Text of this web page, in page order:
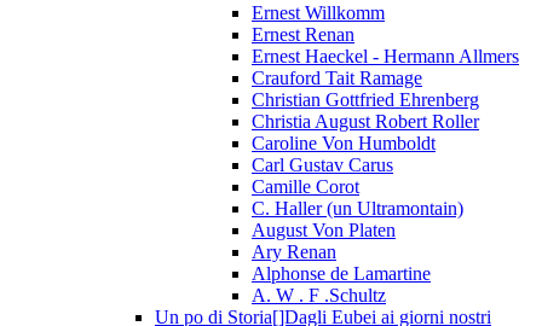
Ernest Willkomm
Ernest Renan
Ernest Haeckel - Hermann Allmers
Crauford Tait Ramage
Christian Gottfried Ehrenberg
Christia August Robert Roller
Caroline Von Humboldt
Carl Gustav Carus
Camille Corot
C. Haller (un Ultramontain)
August Von Platen
Ary Renan
Alphonse de Lamartine
A. W . F .Schultz
Un po di Storia[]Dagli Eubei ai giorni nostri